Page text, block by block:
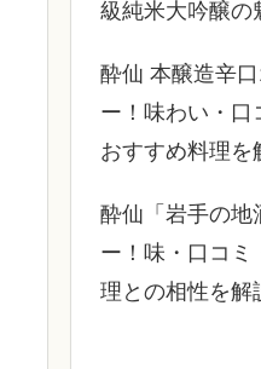
級純米大吟醸の
酔仙 本醸造辛
ー！味わい・口
おすすめ料理を
酔仙「岩手の地
ー！味・口コミ
理との相性を解